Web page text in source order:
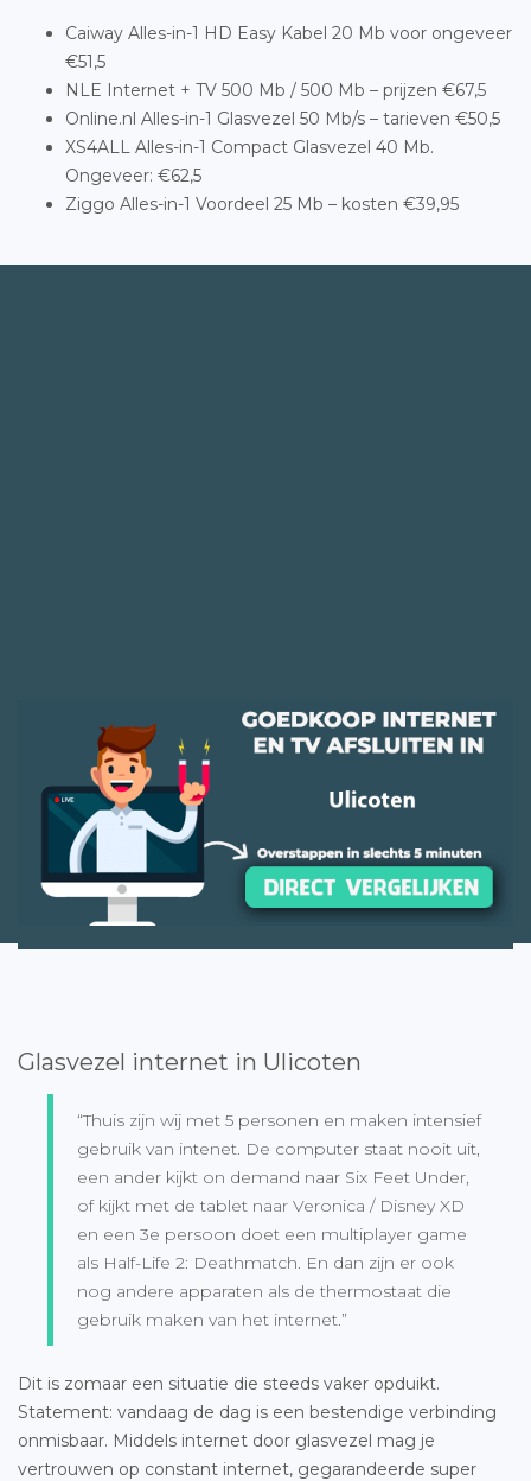
Caiway Alles-in-1 HD Easy Kabel 20 Mb voor ongeveer
€51,5
NLE Internet + TV 500 Mb / 500 Mb – prijzen €67,5
Online.nl Alles-in-1 Glasvezel 50 Mb/s – tarieven €50,5
XS4ALL Alles-in-1 Compact Glasvezel 40 Mb.
Ongeveer: €62,5
Ziggo Alles-in-1 Voordeel 25 Mb – kosten €39,95
Glasvezel internet in Ulicoten
“Thuis zijn wij met 5 personen en maken intensief
gebruik van intenet. De computer staat nooit uit,
een ander kijkt on demand naar Six Feet Under,
of kijkt met de tablet naar Veronica / Disney XD
en een 3e persoon doet een multiplayer game
als Half-Life 2: Deathmatch. En dan zijn er ook
nog andere apparaten als de thermostaat die
gebruik maken van het internet.”
Dit is zomaar een situatie die steeds vaker opduikt.
Statement: vandaag de dag is een bestendige verbinding
onmisbaar. Middels internet door glasvezel mag je
vertrouwen op constant internet, gegarandeerde super